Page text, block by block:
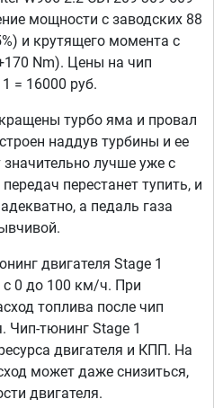
мощности с заводских 88
и крутящего момента с
Nm). Цены на чип
= 16000 руб.
турбо яма и провал
наддув турбины и ее
лучше уже с
перестанет тупить, и
а педаль газа
двигателя Stage 1
с 0 до 100 км/ч. При
топлива после чип
Чип-тюнинг Stage 1
двигателя и КПП. На
может даже снизиться,
двигателя.